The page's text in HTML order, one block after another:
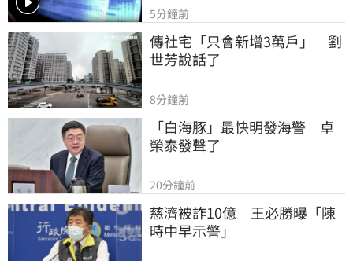
5分鐘前
傳社宅「只會新增3萬戶」　劉
世芳說話了
8分鐘前
「白海豚」最快明發海警　卓
榮泰發聲了
20分鐘前
慈濟被詐10億　王必勝曝「陳
時中早示警」